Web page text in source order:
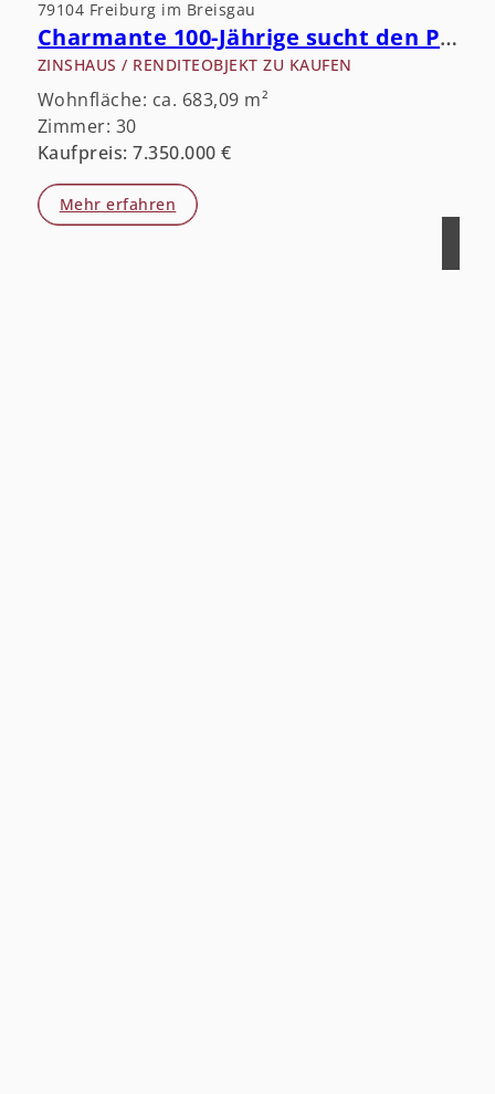
79104 Freiburg im Breisgau
Charmante 100-Jährige sucht den Partner fürs Leben.
ZINSHAUS / RENDITEOBJEKT ZU KAUFEN
Wohnfläche: ca. 683,09 m²
Zimmer: 30
Kaufpreis: 7.350.000 €
Mehr erfahren